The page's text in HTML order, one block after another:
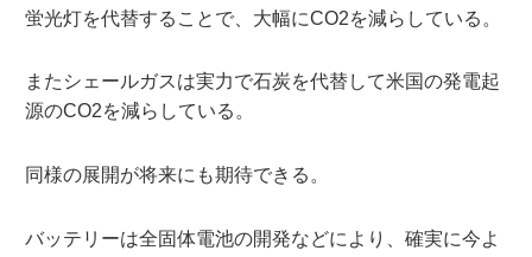
蛍光灯を代替することで、大幅にCO2を減らしている。
またシェールガスは実力で石炭を代替して米国の発電起
源のCO2を減らしている。
同様の展開が将来にも期待できる。
バッテリーは全固体電池の開発などにより、確実に今よ